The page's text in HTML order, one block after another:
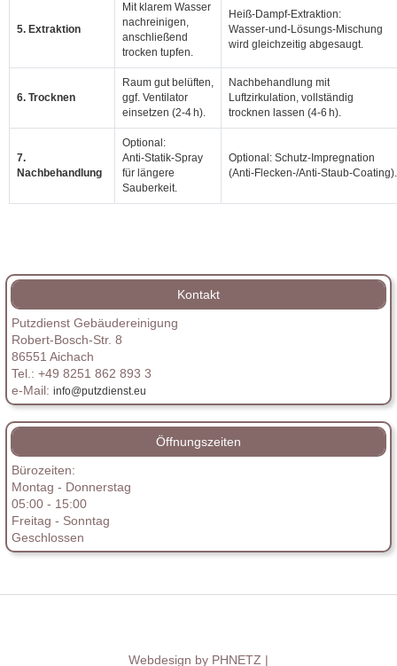
5. Extraktion
Mit klarem Wasser
nachreinigen,
anschließend
trocken tupfen.
Heiß‑Dampf‑Extraktion:
Wasser‑und‑Lösungs‑Mischung
wird gleichzeitig abgesaugt.
6. Trocknen
Raum gut belüften,
ggf. Ventilator
einsetzen (2‑4 h).
Nachbehandlung mit
Luftzirkulation, vollständig
trocknen lassen (4‑6 h).
7.
Nachbehandlung
Optional:
Anti‑Statik‑Spray
für längere
Sauberkeit.
Optional: Schutz‑Impregnation
(Anti‑Flecken‑/Anti‑Staub‑Coating).
Kontakt
Putzdienst Gebäudereinigung
Robert-Bosch-Str. 8
86551 Aichach
Tel.: +49 8251 862 893 3
e-Mail: info@putzdienst.eu
Öffnungszeiten
Bürozeiten:
Montag - Donnerstag
05:00 - 15:00
Freitag - Sonntag
Geschlossen
Webdesign by PHNETZ |